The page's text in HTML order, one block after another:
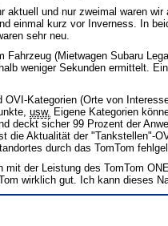
aktuell und nur zweimal waren
einmal kurz vor Inverness. In
sehr neu.
Fahrzeug (Mietwagen Subaru
weniger Sekunden ermittelt.
OVI-Kategorien (Orte von
usw. Eigene Kategorien
deckt sicher 99 Prozent der
die Aktualität der "Tankstellen"-
durch das TomTom
der Leistung des TomTom
wirklich gut. Ich kann dieses